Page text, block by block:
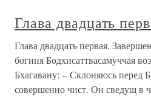
Глава двадцать
Глава двадцать первая.
богиня Бодхисаттвасамуччая
Бхагавану: – Склоняюсь перед
совершенно чист. Он сведущ в